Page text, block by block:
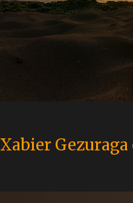
Xabier Gezuraga